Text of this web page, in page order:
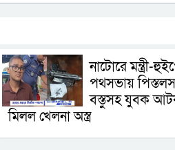
নাটোরে মন্ত্রী-
পথসভায়
বস্তুসহ যুবক
মিলল খেলনা অস্ত্র